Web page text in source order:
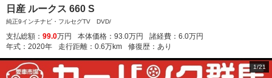
日産 ルークス 660 S
純正9インチナビ・フルセグTV DVD/
支払総額： 99.0万円 本体価格： 93.0万円 諸経費： 6.0万円
年式： 2020年 走行距離： 0.6万km 修復歴： あり
1/21